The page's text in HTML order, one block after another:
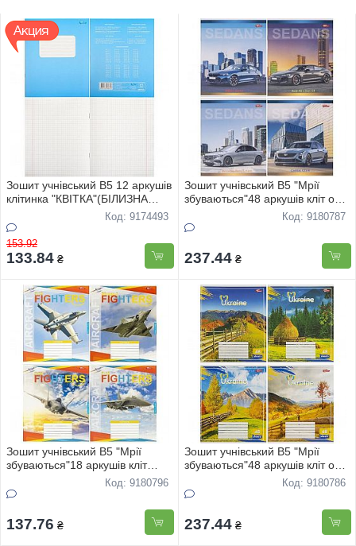
Зошит учнівський В5 12 аркушів
клітинка "КВIТКА"(БIЛИЗНА
ЛИСТА-85%) 40 штук в упаковці
ТОР-ЦIНА
Код: 9174493
153.92
133.84 ₴
Зошит учнівський В5 "Мрії
збуваються"48 аркушів клiт офс
Код: 9180787
237.44 ₴
Зошит учнівський В5 "Мрії
збуваються"18 аркушів кліт
Код: 9180796
137.76 ₴
Зошит учнівський В5 "Мрії
збуваються"48 аркушів кліт офс
"Україна" 3743 16штКод: 9180786
237.44 ₴